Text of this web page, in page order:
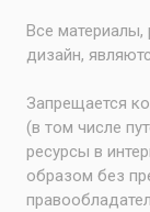
Все
дизайн,
Запрещается
(в том числе
ресурсы в
образом без